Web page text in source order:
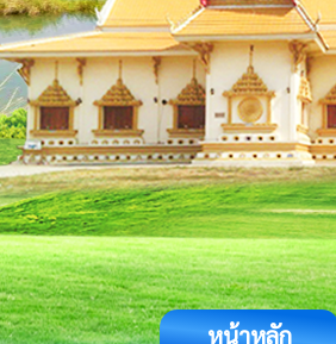
หน้าหลัก